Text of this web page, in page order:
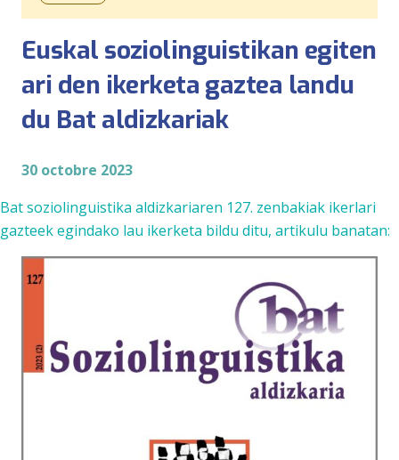
Euskal soziolinguistikan egiten
ari den ikerketa gaztea landu
du Bat aldizkariak
30 octobre 2023
Bat soziolinguistika aldizkariaren 127. zenbakiak ikerlari
gazteek egindako lau ikerketa bildu ditu, artikulu banatan: